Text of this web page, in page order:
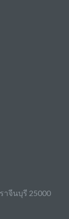
าจีนบุรี 25000